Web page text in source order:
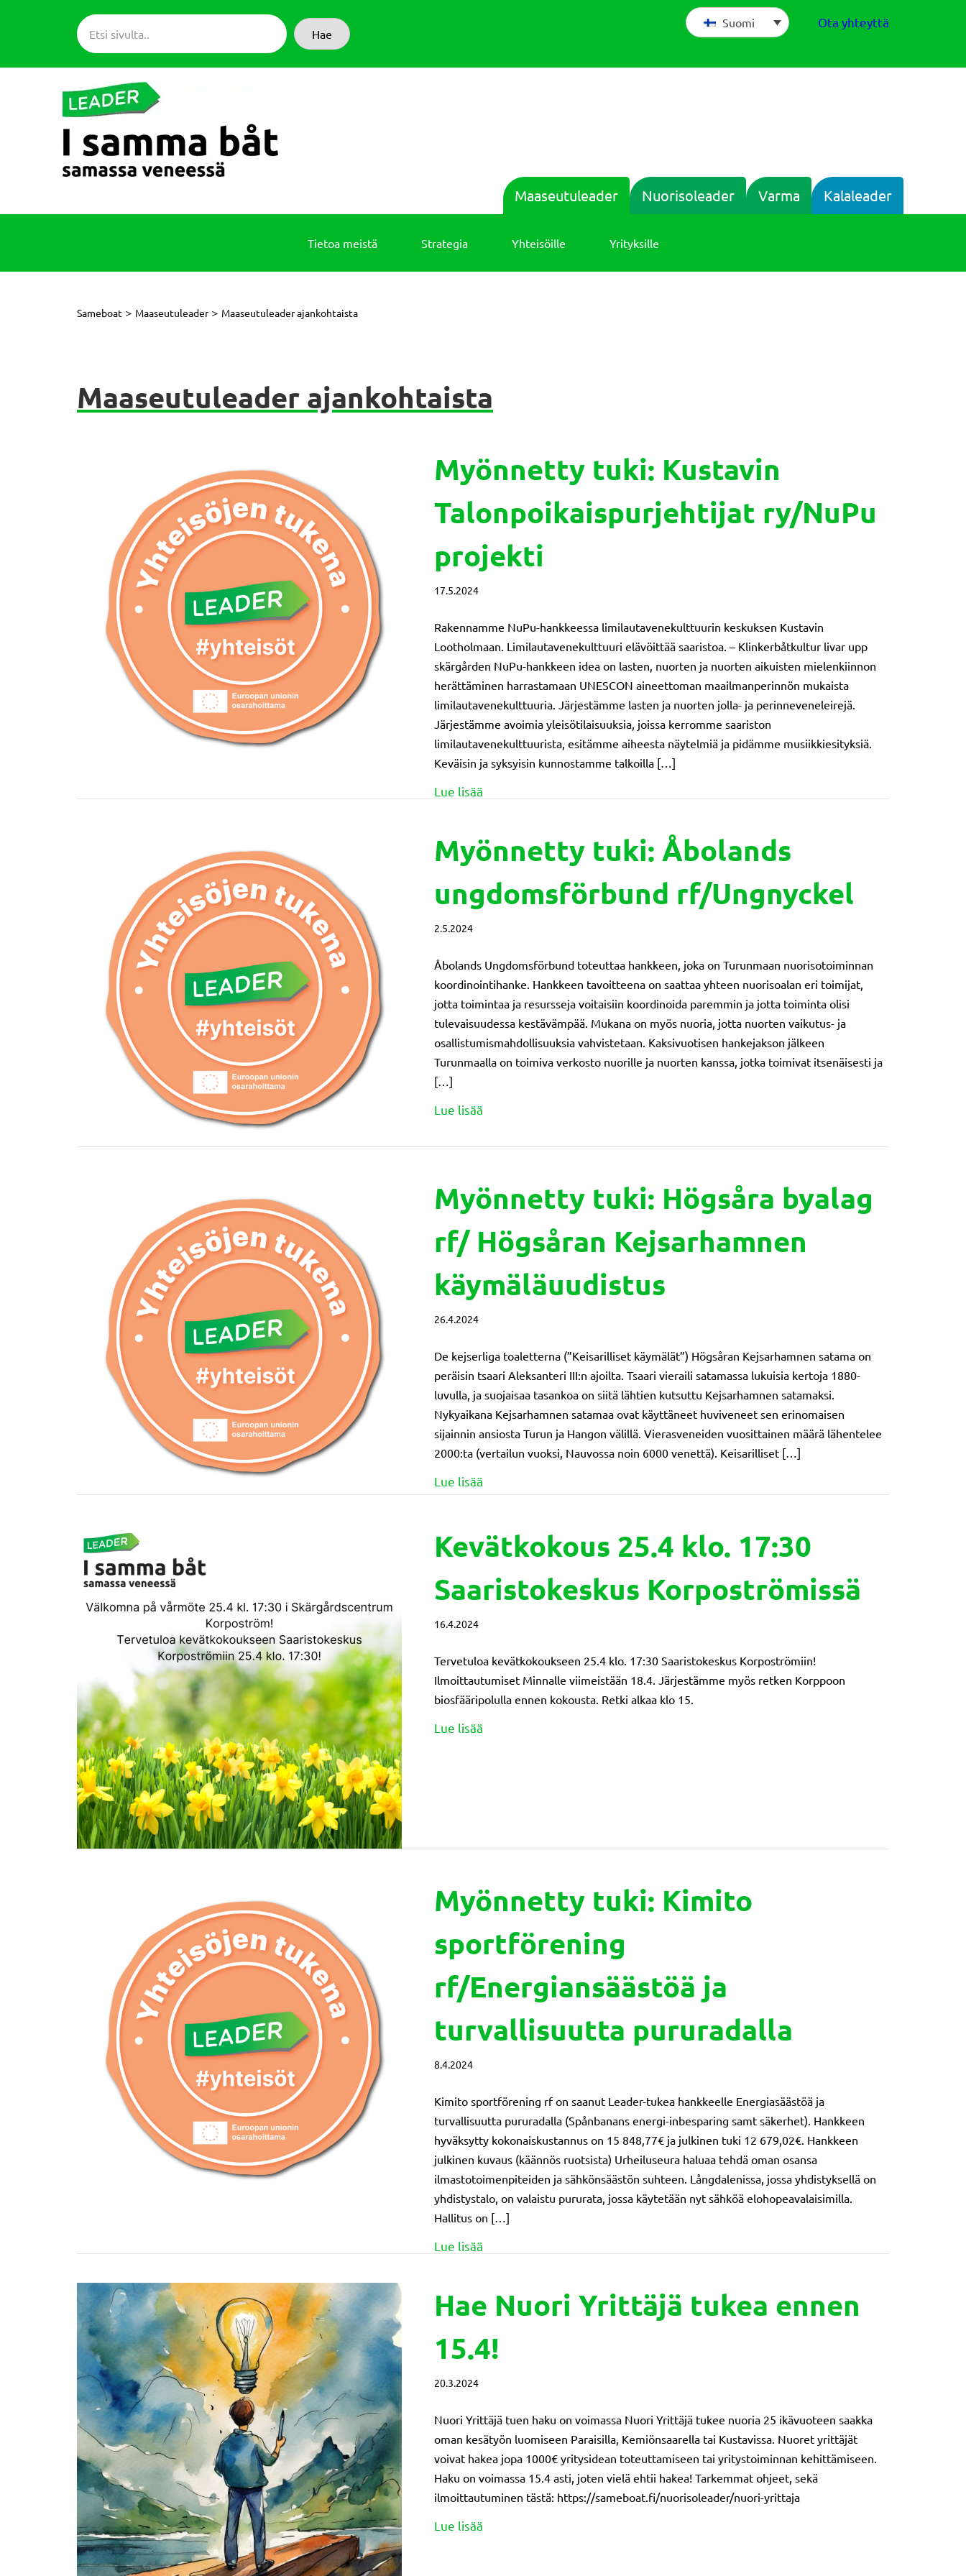
Hae
Ota yhteyttä
Suomi
Maaseutuleader Nuorisoleader Varma Kalaleader
Tietoa meistä Strategia Yhteisöille Yrityksille
Sameboat > Maaseutuleader> Maaseutuleader ajankohtaista
Maaseutuleader ajankohtaista
Myönnetty tuki: Kustavin
Talonpoikaispurjehtijat ry/NuPu
projekti
17.5.2024
Rakennamme NuPu-hankkeessa limilautavenekulttuurin keskuksen Kustavin
Lootholmaan. Limilautavenekulttuuri elävöittää saaristoa. – Klinkerbåtkultur livar upp
skärgården NuPu-hankkeen idea on lasten, nuorten ja nuorten aikuisten mielenkiinnon
herättäminen harrastamaan UNESCON aineettoman maailmanperinnön mukaista
limilautavenekulttuuria. Järjestämme lasten ja nuorten jolla- ja perinneveneleirejä.
Järjestämme avoimia yleisötilaisuuksia, joissa kerromme saariston
limilautavenekulttuurista, esitämme aiheesta näytelmiä ja pidämme musiikkiesityksiä.
Keväisin ja syksyisin kunnostamme talkoilla […]
Lue lisää
Myönnetty tuki: Åbolands
ungdomsförbund rf/Ungnyckel
2.5.2024
Åbolands Ungdomsförbund toteuttaa hankkeen, joka on Turunmaan nuorisotoiminnan
koordinointihanke. Hankkeen tavoitteena on saattaa yhteen nuorisoalan eri toimijat,
jotta toimintaa ja resursseja voitaisiin koordinoida paremmin ja jotta toiminta olisi
tulevaisuudessa kestävämpää. Mukana on myös nuoria, jotta nuorten vaikutus- ja
osallistumismahdollisuuksia vahvistetaan. Kaksivuotisen hankejakson jälkeen
Turunmaalla on toimiva verkosto nuorille ja nuorten kanssa, jotka toimivat itsenäisesti ja
[…]
Lue lisää
Myönnetty tuki: Högsåra byalag
rf/ Högsåran Kejsarhamnen
käymäläuudistus
26.4.2024
De kejserliga toaletterna (”Keisarilliset käymälät”) Högsåran Kejsarhamnen satama on
peräisin tsaari Aleksanteri III:n ajoilta. Tsaari vieraili satamassa lukuisia kertoja 1880-
luvulla, ja suojaisaa tasankoa on siitä lähtien kutsuttu Kejsarhamnen satamaksi.
Nykyaikana Kejsarhamnen satamaa ovat käyttäneet huviveneet sen erinomaisen
sijainnin ansiosta Turun ja Hangon välillä. Vierasveneiden vuosittainen määrä lähentelee
2000:ta (vertailun vuoksi, Nauvossa noin 6000 venettä). Keisarilliset […]
Lue lisää
Kevätkokous 25.4 klo. 17:30
Saaristokeskus Korpoströmissä
16.4.2024
Tervetuloa kevätkokoukseen 25.4 klo. 17:30 Saaristokeskus Korpoströmiin!
Ilmoittautumiset Minnalle viimeistään 18.4. Järjestämme myös retken Korppoon
biosfääripolulla ennen kokousta. Retki alkaa klo 15.
Lue lisää
Myönnetty tuki: Kimito
sportförening
rf/Energiansäästöä ja
turvallisuutta pururadalla
8.4.2024
Kimito sportförening rf on saanut Leader-tukea hankkeelle Energiasäästöä ja
turvallisuutta pururadalla (Spånbanans energi-inbesparing samt säkerhet). Hankkeen
hyväksytty kokonaiskustannus on 15 848,77€ ja julkinen tuki 12 679,02€. Hankkeen
julkinen kuvaus (käännös ruotsista) Urheiluseura haluaa tehdä oman osansa
ilmastotoimenpiteiden ja sähkönsäästön suhteen. Långdalenissa, jossa yhdistyksellä on
yhdistystalo, on valaistu pururata, jossa käytetään nyt sähköä elohopeavalaisimilla.
Hallitus on […]
Lue lisää
Hae Nuori Yrittäjä tukea ennen
15.4!
20.3.2024
Nuori Yrittäjä tuen haku on voimassa Nuori Yrittäjä tukee nuoria 25 ikävuoteen saakka
oman kesätyön luomiseen Paraisilla, Kemiönsaarella tai Kustavissa. Nuoret yrittäjät
voivat hakea jopa 1000€ yritysidean toteuttamiseen tai yritystoiminnan kehittämiseen.
Haku on voimassa 15.4 asti, joten vielä ehtii hakea! Tarkemmat ohjeet, sekä
ilmoittautuminen tästä: https://sameboat.fi/nuorisoleader/nuori-yrittaja
Lue lisää